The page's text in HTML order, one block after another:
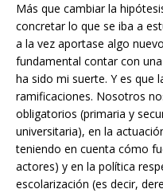
Más que cambiar la
concretar lo que se iba a
a la vez aportase algo
fundamental contar con
ha sido mi suerte. Y es que
ramificaciones. Nosotros
obligatorios (primaria y
universitaria), en la
teniendo en cuenta cómo
actores) y en la política
escolarización (es decir,